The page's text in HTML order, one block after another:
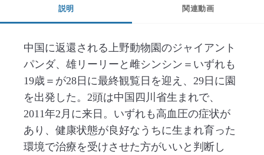
説明 関連動画
中国に返還される上野動物園のジャイアント
パンダ、雄リーリーと雌シンシン＝いずれも
19歳＝が28日に最終観覧日を迎え、29日に園
を出発した。2頭は中国四川省生まれで、
2011年2月に来日。いずれも高血圧の症状が
あり、健康状態が良好なうちに生まれ育った
環境で治療を受けさせた方がいいと判断し